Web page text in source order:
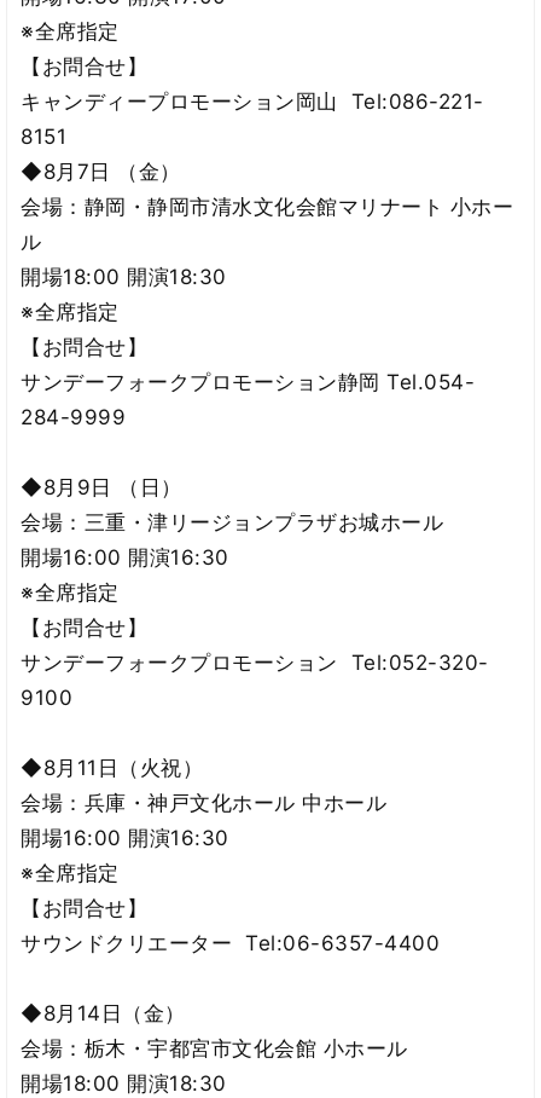
※全席指定
【お問合せ】
キャンディープロモーション岡山 Tel:086-221-
8151
◆8月7日 （金）
会場：静岡・静岡市清水文化会館マリナート 小ホー
ル
開場18:00 開演18:30
※全席指定
【お問合せ】
サンデーフォークプロモーション静岡 Tel.054-
284-9999
◆8月9日 （日）
会場：三重・津リージョンプラザお城ホール
開場16:00 開演16:30
※全席指定
【お問合せ】
サンデーフォークプロモーション Tel:052-320-
9100
◆8月11日（火祝）
会場：兵庫・神戸文化ホール 中ホール
開場16:00 開演16:30
※全席指定
【お問合せ】
サウンドクリエーター Tel:06-6357-4400
◆8月14日（金）
会場：栃木・宇都宮市文化会館 小ホール
開場18:00 開演18:30